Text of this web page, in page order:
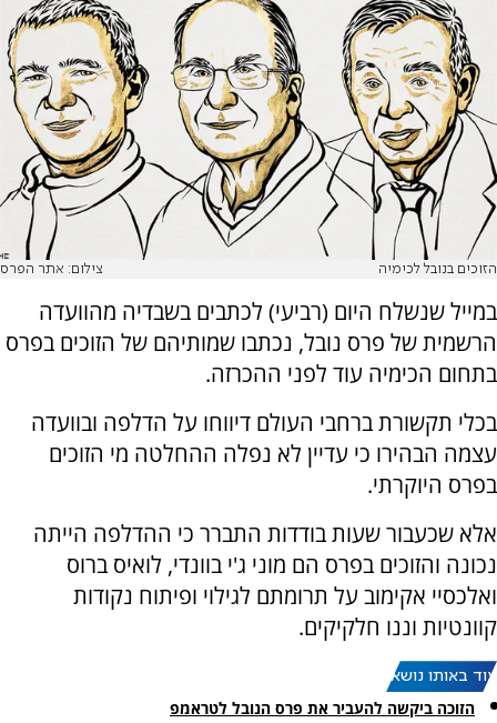
הזוכים בנובל לכימיה צילום: אתר הפרס
במייל שנשלח היום (רביעי) לכתבים בשבדיה מהוועדה
הרשמית של פרס נובל, נכתבו שמותיהם של הזוכים בפרס
בתחום הכימיה עוד לפני ההכרזה.
בכלי תקשורת ברחבי העולם דיווחו על הדלפה ובוועדה
עצמה הבהירו כי עדיין לא נפלה ההחלטה מי הזוכים
בפרס היוקרתי.
אלא שכעבור שעות בודדות התברר כי ההדלפה הייתה
נכונה והזוכים בפרס הם מוני ג'י בוונדי, לואיס ברוס
ואלכסיי אקימוב על תרומתם לגילוי ופיתוח נקודות
קוונטיות וננו חלקיקים.
עוד באותו נושא:
הזוכה ביקשה להעביר את פרס הנובל לטראמפ